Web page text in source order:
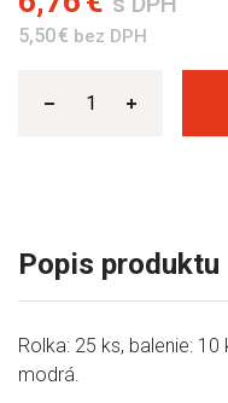
5,50 € bez DPH
Popis produktu
Rolka: 25 ks, balenie:
modrá.